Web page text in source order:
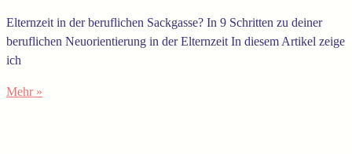
Elternzeit in der beruflichen Sackgasse? In 9 Schritten zu deiner
beruflichen Neuorientierung in der Elternzeit In diesem Artikel zeige
ich
Mehr »